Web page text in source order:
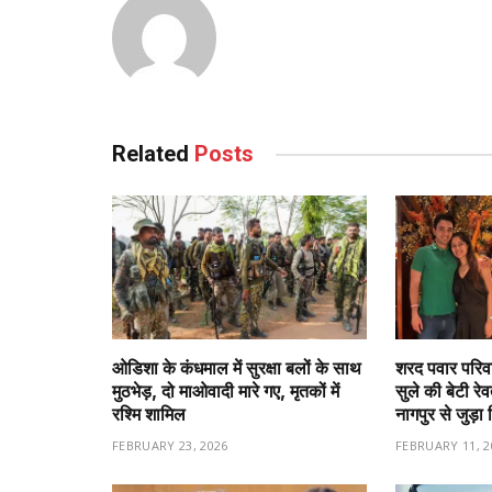
Related Posts
ओडिशा के कंधमाल में सुरक्षा बलों के साथ
मुठभेड़, दो माओवादी मारे गए, मृतकों में
रश्मि शामिल
FEBRUARY 23, 2026
शरद पवार
सुले की बेटी
नागपुर से जुड़ा
FEBRUARY 11,